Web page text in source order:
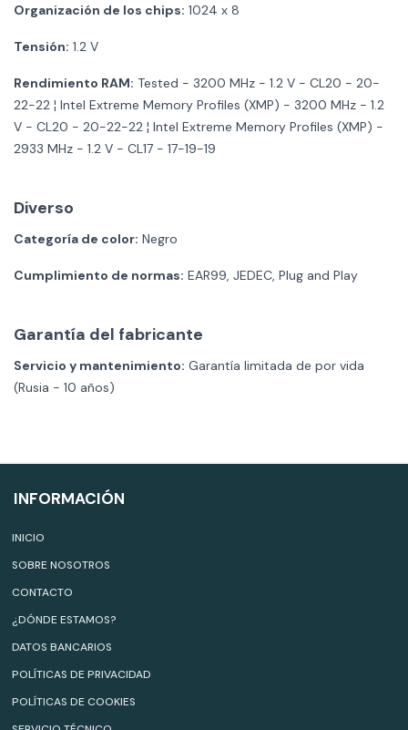
Organización de los chips: 1024 x 8
Tensión: 1.2 V
Rendimiento RAM: Tested - 3200 MHz - 1.2 V - CL20 - 20-
22-22 ¦ Intel Extreme Memory Profiles (XMP) - 3200 MHz - 1.2
V - CL20 - 20-22-22 ¦ Intel Extreme Memory Profiles (XMP) -
2933 MHz - 1.2 V - CL17 - 17-19-19
Diverso
Categoría de color: Negro
Cumplimiento de normas: EAR99, JEDEC, Plug and Play
Garantía del fabricante
Servicio y mantenimiento: Garantía limitada de por vida
(Rusia - 10 años)
INFORMACIÓN
INICIO
SOBRE NOSOTROS
CONTACTO
¿DÓNDE ESTAMOS?
DATOS BANCARIOS
POLÍTICAS DE PRIVACIDAD
POLÍTICAS DE COOKIES